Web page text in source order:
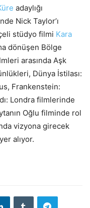
adaylığı
Nick Taylor’ı
stüdyo filmi Kara
dönüşen Bölge
arasında Aşk
Dünya İstilası:
Frankenstein:
Londra filmlerinde
Oğlu filminde rol
vizyona girecek
alıyor.